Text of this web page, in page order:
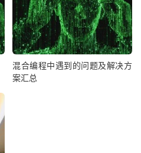
混合编程中遇到的问题及解决方
案汇总